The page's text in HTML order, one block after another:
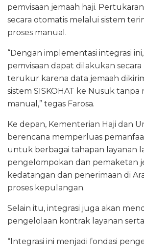
pemvisaan jemaah haji.
secara otomatis melalui sistem
proses manual.
“Dengan implementasi integrasi
pemvisaan dapat dilakukan
terukur karena data jemaah
sistem SISKOHAT ke Nusuk tanpa
manual,” tegas Farosa.
Ke depan, Kementerian Haji dan
berencana memperluas
untuk berbagai tahapan layanan
pengelompokan dan pemaketan
kedatangan dan penerimaan di
proses kepulangan.
Selain itu, integrasi juga akan
pengelolaan kontrak layanan
“Integrasi ini menjadi fondasi